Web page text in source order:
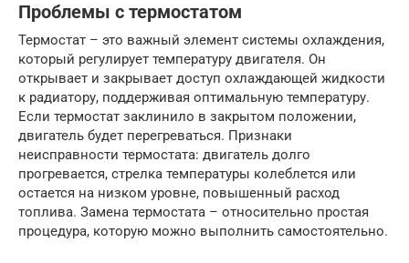
Проблемы с термостатом
Термостат – это важный элемент системы охлаждения,
который регулирует температуру двигателя. Он
открывает и закрывает доступ охлаждающей жидкости
к радиатору, поддерживая оптимальную температуру.
Если термостат заклинило в закрытом положении,
двигатель будет перегреваться. Признаки
неисправности термостата: двигатель долго
прогревается, стрелка температуры колеблется или
остается на низком уровне, повышенный расход
топлива. Замена термостата – относительно простая
процедура, которую можно выполнить самостоятельно.